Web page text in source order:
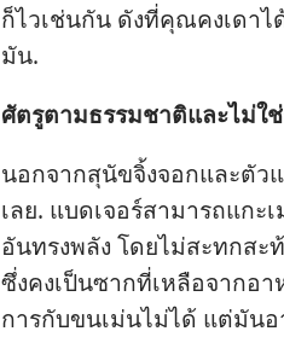
ก็​ไว​เช่น​กัน ดัง​ที่​คุณ​คง​เดา​ไ
มัน.
ศัตรู​ตาม​ธรรมชาติ​และ​ไม่​ใ
นอก​จาก​สุนัข​จิ้งจอก​และ​ตัว​
เลย. แบดเจอร์​สามารถ​แก
อัน​ทรง​พลัง โดย​ไม่​สะทก​สะ
ซึ่ง​คง​เป็น​ซาก​ที่​เหลือ​จาก​อ
การ​กับ​ขน​เม่น​ไม่​ได้ แต่​มัน​อ